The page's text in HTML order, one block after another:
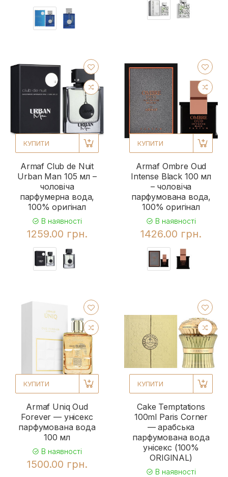
КУПИТИ
Armaf Club de Nuit
Urban Man 105 мл –
чоловіча
парфумерна вода,
100% оригінал
В наявності
1259.00 грн.
КУПИТИ
Armaf Ombre Oud
Intense Black 100 мл
– чоловіча
парфумована вода,
100% оригінал
В наявності
1426.00 грн.
КУПИТИ
Armaf Uniq Oud
Forever — унісекс
парфумована вода
100 мл
В наявності
1500.00 грн.
КУПИТИ
Cake Temptations
100ml Paris Corner
— арабська
парфумована вода
унісекс (100%
ORIGINAL)
В наявності